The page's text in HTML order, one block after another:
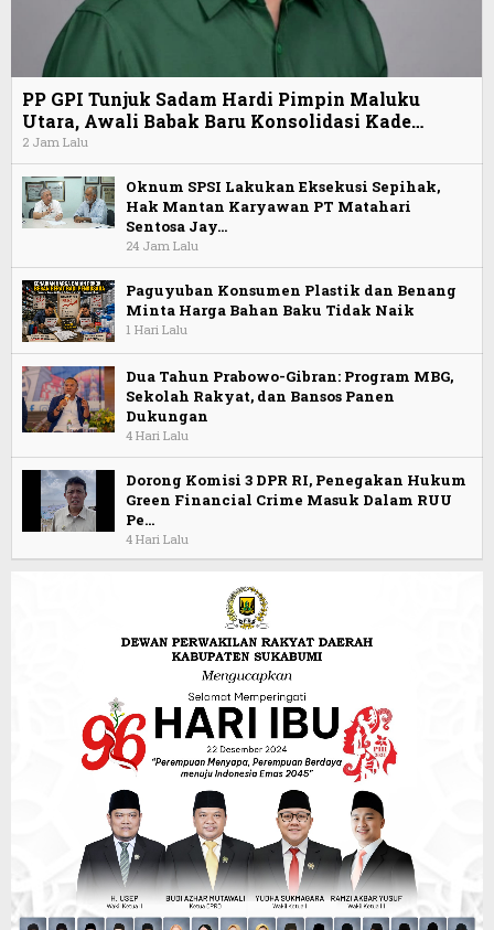
PP GPI Tunjuk Sadam Hardi Pimpin Maluku
Utara, Awali Babak Baru Konsolidasi Kade…
2 Jam Lalu
Oknum SPSI Lakukan Eksekusi Sepihak,
Hak Mantan Karyawan PT Matahari
Sentosa Jay…
24 Jam Lalu
Paguyuban Konsumen Plastik dan Benang
Minta Harga Bahan Baku Tidak Naik
1 Hari Lalu
Dua Tahun Prabowo-Gibran: Program MBG,
Sekolah Rakyat, dan Bansos Panen
Dukungan
4 Hari Lalu
Dorong Komisi 3 DPR RI, Penegakan Hukum
Green Financial Crime Masuk Dalam RUU
Pe…
4 Hari Lalu